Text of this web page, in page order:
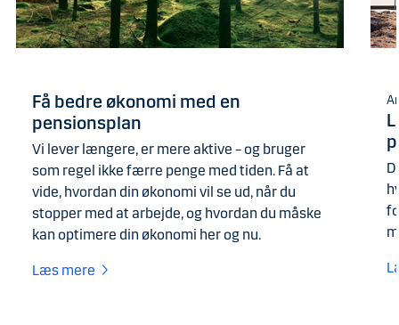
Få bedre økonomi med en
pensionsplan
Vi lever længere, er mere aktive – og bruger
som regel ikke færre penge med tiden. Få at
vide, hvordan din økonomi vil se ud, når du
stopper med at arbejde, og hvordan du måske
kan optimere din økonomi her og nu.
Læs mere